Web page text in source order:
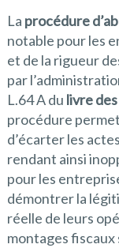
La procédure
notable pour les
et de la rigueur
par
L.64 A du livre
procédure
d’écarter les
rendant ainsi
pour les
démontrer la
réelle de leurs
montages